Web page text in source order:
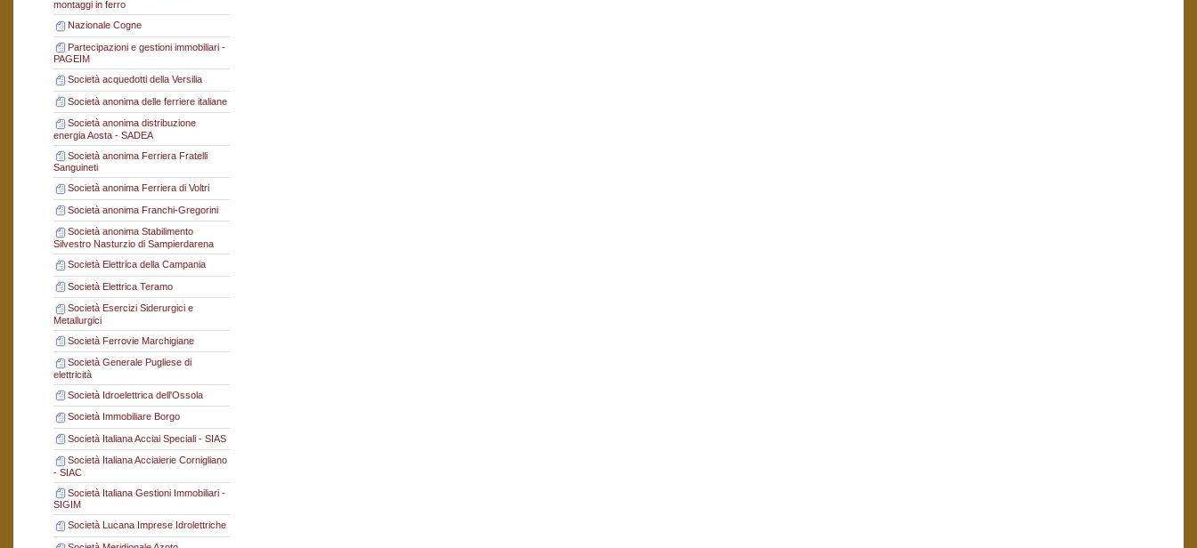
montaggi in ferro
Nazionale Cogne
Partecipazioni e gestioni immobiliari -
PAGEIM
Società acquedotti della Versilia
Società anonima delle ferriere italiane
Società anonima distribuzione
energia Aosta - SADEA
Società anonima Ferriera Fratelli
Sanguineti
Società anonima Ferriera di Voltri
Società anonima Franchi-Gregorini
Società anonima Stabilimento
Silvestro Nasturzio di Sampierdarena
Società Elettrica della Campania
Società Elettrica Teramo
Società Esercizi Siderurgici e
Metallurgici
Società Ferrovie Marchigiane
Società Generale Pugliese di
elettricità
Società Idroelettrica dell'Ossola
Società Immobiliare Borgo
Società Italiana Acciai Speciali - SIAS
Società Italiana Acciaierie Cornigliano
- SIAC
Società Italiana Gestioni Immobiliari -
SIGIM
Società Lucana Imprese Idrolettriche